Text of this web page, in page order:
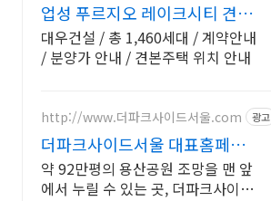
업성 푸르지오 레이크시티 견본
주택 방문 예약
대우건설 / 총 1,460세대 / 계약안내
/ 분양가 안내 / 견본주택 위치 안내
http://www.더파크사이드서울.com 광고
더파크사이드서울 대표홈페이
지 현대건설의 대규모 프로젝
트!
약 92만평의 용산공원 조망을 맨 앞
에서 누릴 수 있는 곳, 더파크사이드